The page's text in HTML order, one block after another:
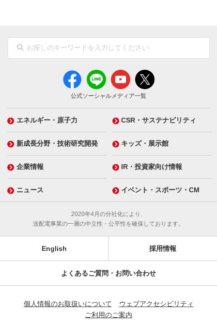
公式ソーシャルメディア一覧
エネルギー・原子力 CSR・サステナビリティ
新成長分野・技術研究開発 キッズ・展示館
企業情報 IR・投資家向け情報
ニュース イベント・スポーツ・CM
2020年4月の分社化により、
送配電事業の一層の中立性・公平性を確保しております。
English 採用情報
よくあるご質問・お問い合わせ
個人情報のお取扱いについて
ウェブアクセシビリティ
ご利用のご案内